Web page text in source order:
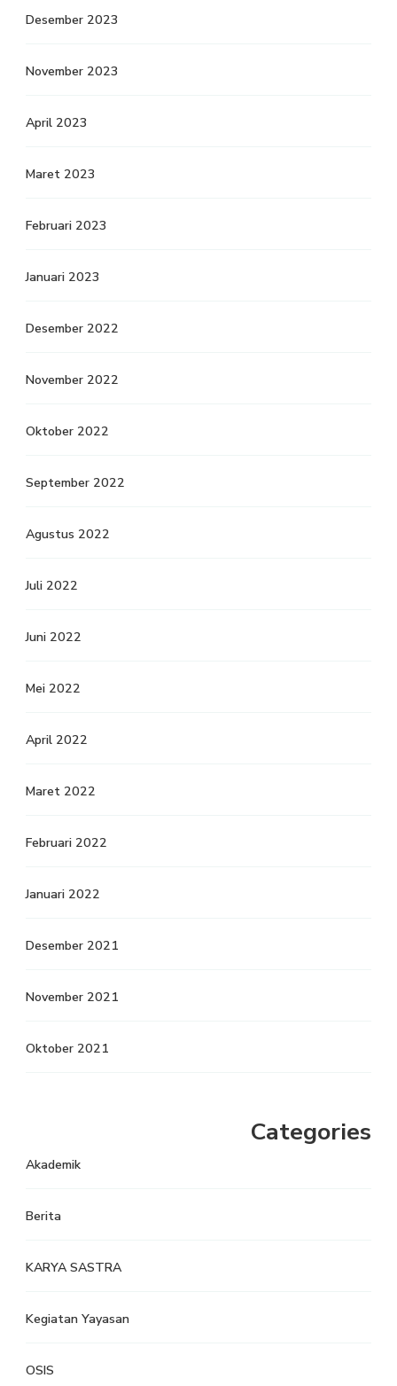
Desember 2023
November 2023
April 2023
Maret 2023
Februari 2023
Januari 2023
Desember 2022
November 2022
Oktober 2022
September 2022
Agustus 2022
Juli 2022
Juni 2022
Mei 2022
April 2022
Maret 2022
Februari 2022
Januari 2022
Desember 2021
November 2021
Oktober 2021
Categories
Akademik
Berita
KARYA SASTRA
Kegiatan Yayasan
OSIS